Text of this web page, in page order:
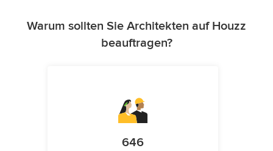
Warum sollten Sie Architekten auf Houzz
beauftragen?
646